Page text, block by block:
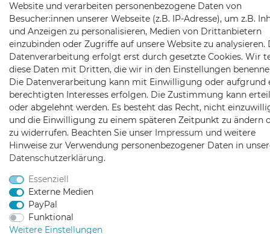
Website und verarbeiten personenbezogene Daten von
Besucher:innen unserer Webseite (z.B. IP-Adresse), um z.B.
und Anzeigen zu personalisieren, Medien von Drittanbietern
einzubinden oder Zugriffe auf unsere Website zu analysieren.
Datenverarbeitung erfolgt erst durch gesetzte Cookies. Wir
diese Daten mit Dritten, die wir in den Einstellungen
Die Datenverarbeitung kann mit Einwilligung oder aufgrund
berechtigten Interesses erfolgen. Die Zustimmung kann
oder abgelehnt werden. Es besteht das Recht, nicht
und die Einwilligung zu einem späteren Zeitpunkt zu ändern
zu widerrufen. Beachten Sie unser Impressum und weitere
Hinweise zur Verwendung personenbezogener Daten in
Daten­schutz­erklärung.
Essenziell
Externe Medien
PayPal
Funktional
Weitere Einstellungen